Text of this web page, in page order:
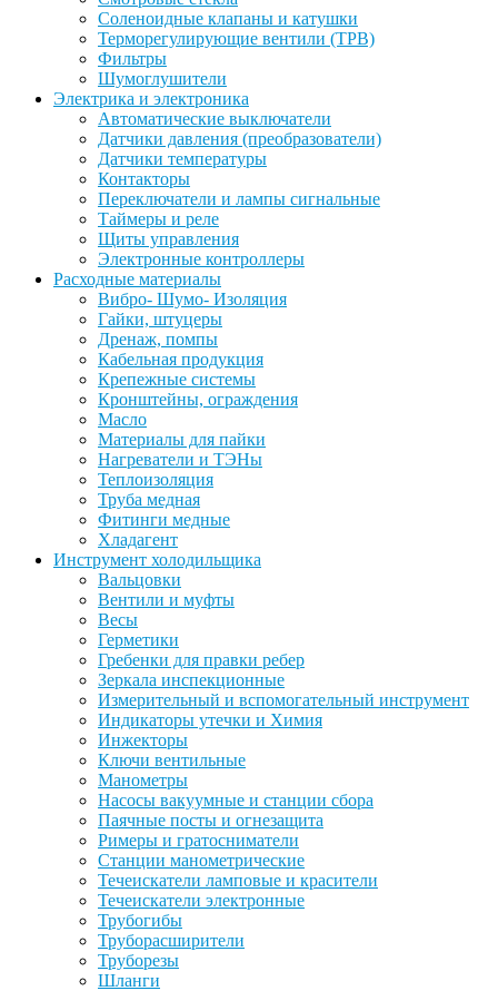
Соленоидные клапаны и катушки
Терморегулирующие вентили (ТРВ)
Фильтры
Шумоглушители
Электрика и электроника
Автоматические выключатели
Датчики давления (преобразователи)
Датчики температуры
Контакторы
Переключатели и лампы сигнальные
Таймеры и реле
Щиты управления
Электронные контроллеры
Расходные материалы
Вибро- Шумо- Изоляция
Гайки, штуцеры
Дренаж, помпы
Кабельная продукция
Крепежные системы
Кронштейны, ограждения
Масло
Материалы для пайки
Нагреватели и ТЭНы
Теплоизоляция
Труба медная
Фитинги медные
Хладагент
Инструмент холодильщика
Вальцовки
Вентили и муфты
Весы
Герметики
Гребенки для правки ребер
Зеркала инспекционные
Измерительный и вспомогательный инструмент
Индикаторы утечки и Химия
Инжекторы
Ключи вентильные
Манометры
Насосы вакуумные и станции сбора
Паячные посты и огнезащита
Римеры и гратосниматели
Станции манометрические
Течеискатели ламповые и красители
Течеискатели электронные
Трубогибы
Труборасширители
Труборезы
Шланги